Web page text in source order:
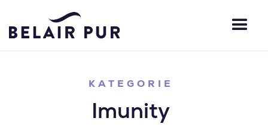
KATEGORIE
Imunity